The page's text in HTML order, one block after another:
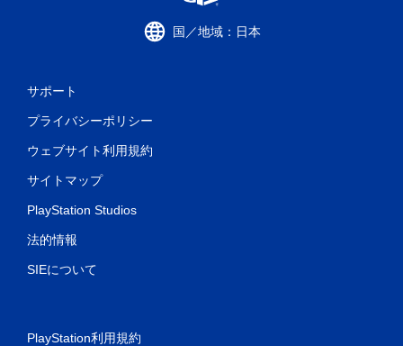
国／地域：日本
サポート
プライバシーポリシー
ウェブサイト利用規約
サイトマップ
PlayStation Studios
法的情報
SIEについて
PlayStation利用規約